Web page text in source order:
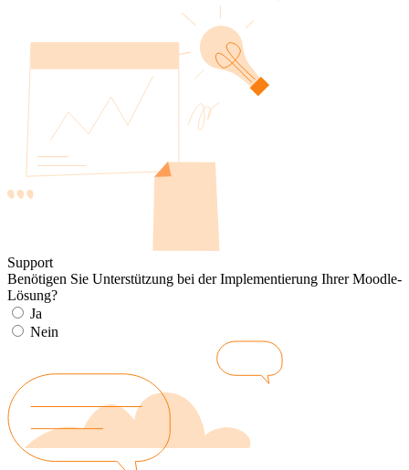
Support
Benötigen Sie Unterstützung bei der Implementierung Ihrer Moodle-
Lösung?
Ja
Nein